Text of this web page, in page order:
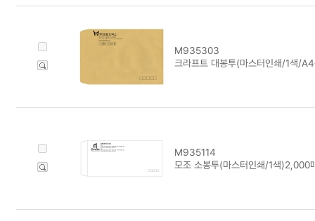
M935303
크라프트 대봉투(마스터인쇄/1색/
M935114
모조 소봉투(마스터인쇄/1색)2,000